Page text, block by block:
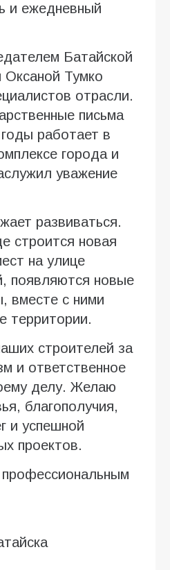
и ежедневный
Батайской
Тумко
отрасли.
письма
работает в
города и
уважение
развиваться.
строится новая
на улице
появляются новые
вместе с ними
территории.
строителей за
и ответственное
делу. Желаю
благополучия,
и успешной
проектов.